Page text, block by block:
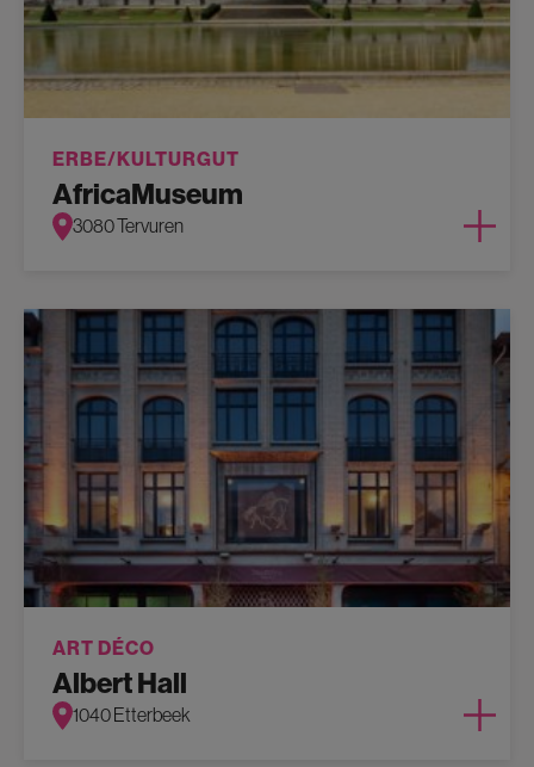
ERBE/KULTURGUT
AfricaMuseum
3080 Tervuren
ART DÉCO
Albert Hall
1040 Etterbeek